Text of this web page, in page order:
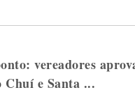
vereadores
Chuí e Santa ...